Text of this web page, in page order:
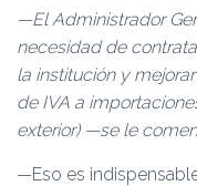
—El Administrador
necesidad de
la institución y
de IVA a
exterior) —se le
—Eso es